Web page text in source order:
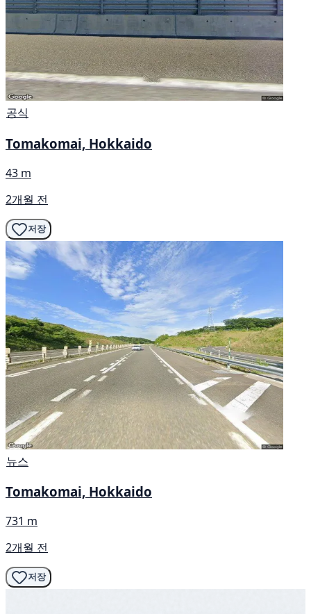
공식
Tomakomai, Hokkaido
43 m
2개월 전
저장
뉴스
Tomakomai, Hokkaido
731 m
2개월 전
저장